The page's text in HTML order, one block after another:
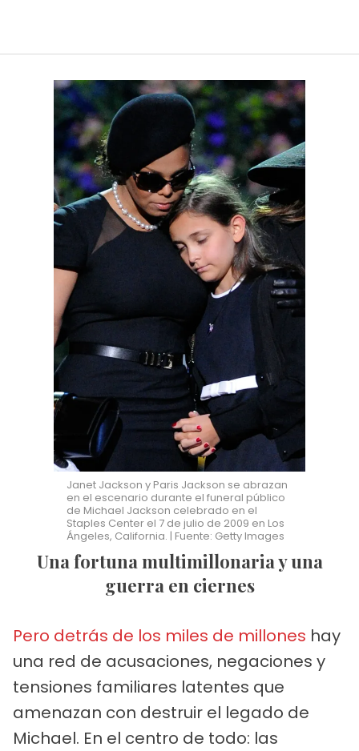
Janet Jackson y Paris Jackson se abrazan
en el escenario durante el funeral público
de Michael Jackson celebrado en el
Staples Center el 7 de julio de 2009 en Los
Ángeles, California. | Fuente: Getty Images
Una fortuna multimillonaria y una
guerra en ciernes
Pero detrás de los miles de millones hay
una red de acusaciones, negaciones y
tensiones familiares latentes que
amenazan con destruir el legado de
Michael. En el centro de todo: las